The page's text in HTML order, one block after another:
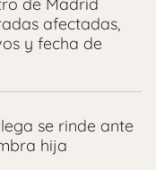
de Madrid
afectadas,
y fecha de
se rinde ante
hija